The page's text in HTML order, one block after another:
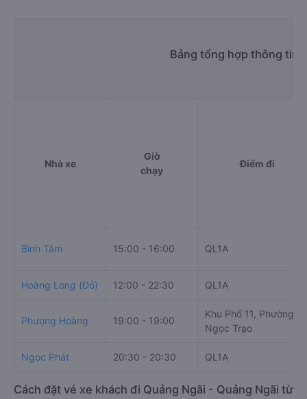
Bảng tổng hợp thông tin
Nhà xe
Giờ
chạy
Điểm đi
Bình Tâm 15:00 - 16:00 QL1A
Hoàng Long (Đỏ) 12:00 - 22:30 QL1A
Phượng Hoàng 19:00 - 19:00
Khu Phố 11, Phường
Ngọc Trạo
Ngọc Phát 20:30 - 20:30 QL1A
Cách đặt vé xe khách đi Quảng Ngãi - Quảng Ngãi từ